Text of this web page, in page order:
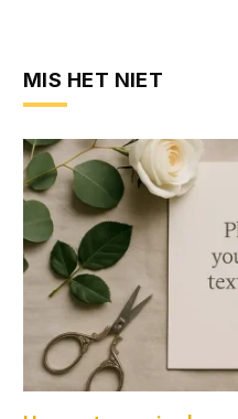
MIS HET NIET